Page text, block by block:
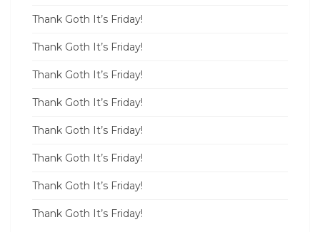
Thank Goth It’s Friday!
Thank Goth It’s Friday!
Thank Goth It’s Friday!
Thank Goth It’s Friday!
Thank Goth It’s Friday!
Thank Goth It’s Friday!
Thank Goth It’s Friday!
Thank Goth It’s Friday!